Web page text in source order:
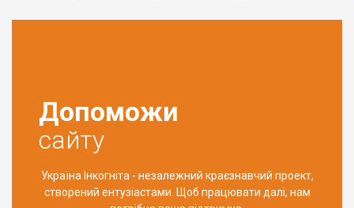
Допоможи
сайту
Україна Інкогніта - незалежний краєзнавчий проект,
створений ентузіастами. Щоб працювати далі, нам